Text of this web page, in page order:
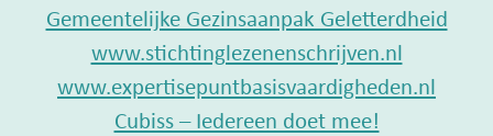
Gemeentelijke Gezinsaanpak Geletterdheid
www.stichtinglezenenschrijven.nl
www.expertisepuntbasisvaardigheden.nl
Cubiss – Iedereen doet mee!